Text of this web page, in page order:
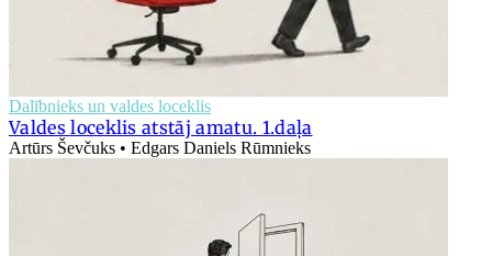
Dalībnieks un valdes loceklis
Valdes loceklis atstāj amatu. 1.daļa
Artūrs Ševčuks • Edgars Daniels Rūmnieks